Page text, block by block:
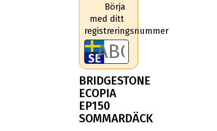
Börja
med ditt
registreringsnummer
BRIDGESTONE
ECOPIA
EP150
SOMMARDÄCK